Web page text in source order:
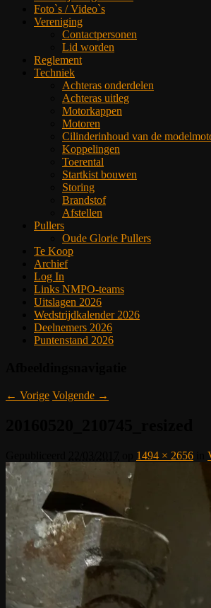
Foto`s / Video`s
Vereniging
Contactpersonen
Lid worden
Reglement
Techniek
Achteras onderdelen
Achteras uitleg
Motorkappen
Motoren
Cilinderinhoud van de
Koppelingen
Toerental
Startkist bouwen
Storing
Brandstof
Afstellen
Pullers
Oude Glorie Pullers
Te Koop
Archief
Log In
Links NMPO-teams
Uitslagen 2026
Wedstrijdkalender 2026
Deelnemers 2026
Puntenstand 2026
← Vorige Volgende →
1494 × 2656